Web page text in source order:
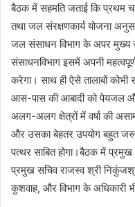
बैठक में सहमति जताई कि प्रथम
तथा जल संरक्षणकार्य योजना
जल संसाधन विभाग के अपर मुख्य
संसाधनविभाग इसमें अपनी
करेगा। साथ ही ऐसे तालाबों कोभी
आस-पास की आबादी को पेयजल
अलग-अलग क्षेत्रों में वर्षा की
और उसका बेहतर उपयोग बहुत
पत्थर साबित होगा।बैठक में प्रमुख
प्रमुख सचिव राजस्व श्री
कुशवाह, और विभाग के अधिकारी